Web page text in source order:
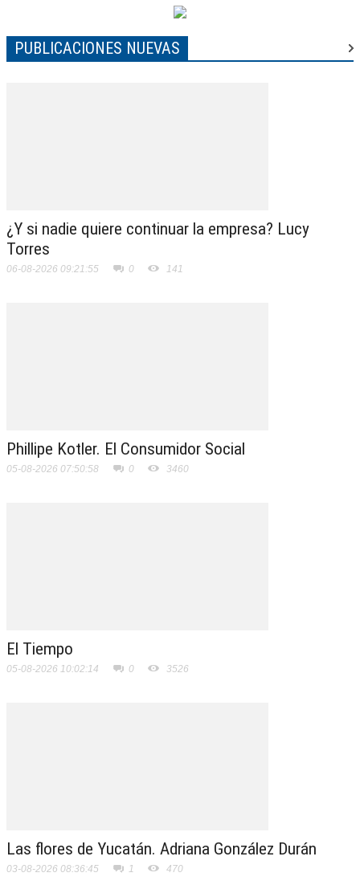
PUBLICACIONES NUEVAS
¿Y si nadie quiere continuar la empresa? Lucy
Torres
06-08-2026 09:21:55 0 141
Phillipe Kotler. El Consumidor Social
05-08-2026 07:50:58 0 3460
El Tiempo
05-08-2026 10:02:14 0 3526
Las flores de Yucatán. Adriana González Durán
03-08-2026 08:36:45 1 470